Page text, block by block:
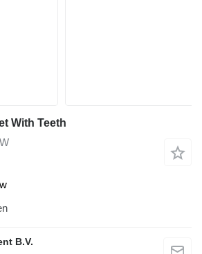
With Teeth
B.V.